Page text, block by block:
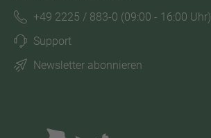
+49 2225 / 883-0 (09:00 - 16:00 Uhr)
Support
Newsletter abonnieren